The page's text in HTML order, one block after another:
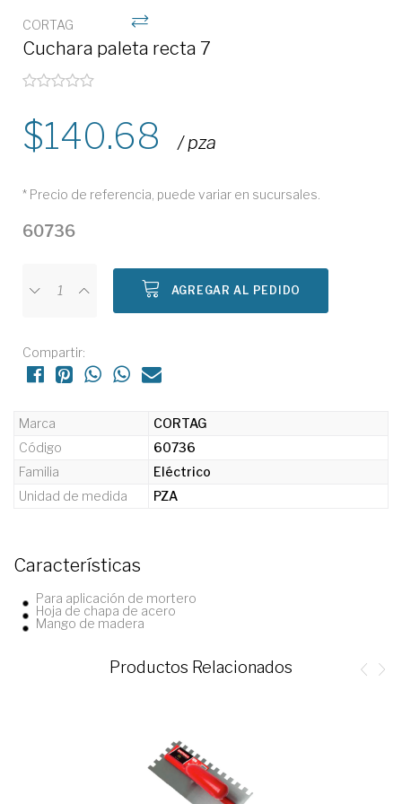
CORTAG
Cuchara paleta recta 7
140.68 / pza
* Precio de referencia, puede variar en sucursales.
60736
AGREGAR AL PEDIDO
Compartir:
Marca
CORTAG
Código
60736
Familia
Eléctrico
Unidad de medida
PZA
Características
Para aplicación de mortero
Hoja de chapa de acero
Mango de madera
Productos Relacionados